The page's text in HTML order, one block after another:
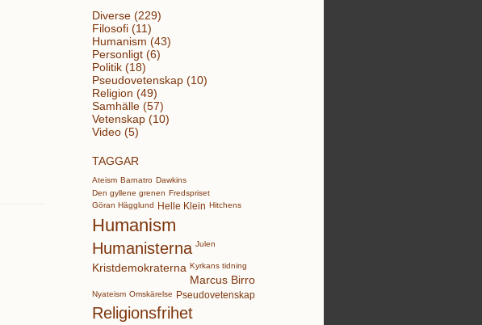
Diverse (229)
Filosofi (11)
Humanism (43)
Personligt (6)
Politik (18)
Pseudovetenskap (10)
Religion (49)
Samhälle (57)
Vetenskap (10)
Video (5)
TAGGAR
Ateism Barnatro Dawkins
Den gyllene grenen Fredspriset
Göran Hägglund
Helle Klein Hitchens
Humanism
Humanisterna Julen
Kristdemokraterna Kyrkans tidning
Marcus Birro
Nyateism Omskärelse Pseudovetenskap
Religionsfrihet